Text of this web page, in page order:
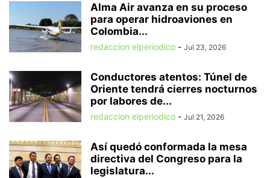
Alma Air avanza en su proceso
para operar hidroaviones en
Colombia...
redaccion elperiodico - Jul 23, 2026
Conductores atentos: Túnel de
Oriente tendrá cierres nocturnos
por labores de...
redaccion elperiodico - Jul 21, 2026
Así quedó conformada la mesa
directiva del Congreso para la
legislatura...